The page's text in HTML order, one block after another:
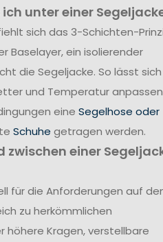
unter einer
sich das 3-Schichten-
Baselayer, ein isolierender
die Segeljacke. So lässt sich
und Temperatur
eine Segelhose oder
Schuhe getragen werden.
zwischen einer
für die Anforderungen auf
zu herkömmlichen
höhere Kragen, verstellbare